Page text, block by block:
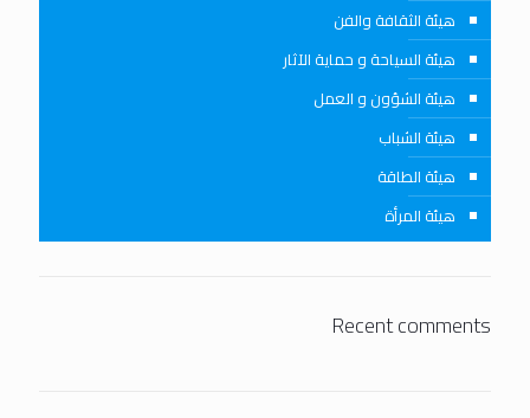
هيئة الثقافة والفن
هيئة السياحة و حماية الآثار
هيئة الشؤون و العمل
هيئة الشباب
هيئة الطاقة
هيئة المرأة
Recent comments